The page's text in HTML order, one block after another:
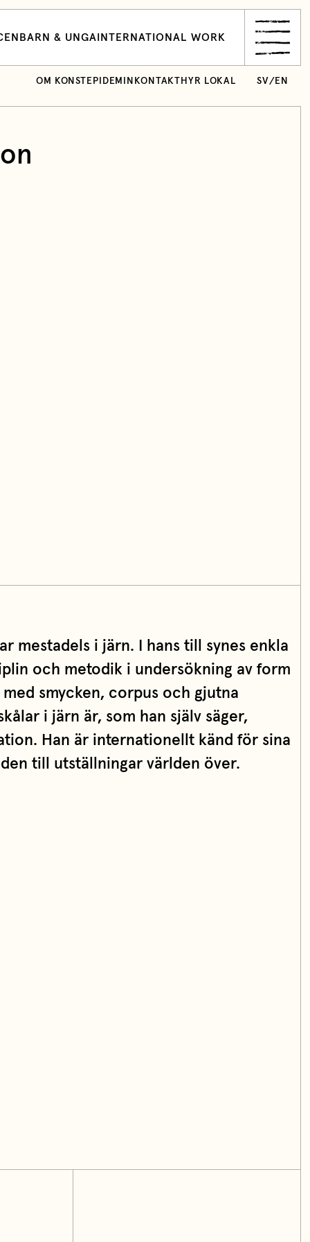
BARN & UNGA INTERNATIONAL WORK
OM KONSTEPIDEMIN KONTAKT HYR LOKAL SV/ EN
mestadels i järn. I hans till synes enkla
och metodik i undersökning av form
smycken, corpus och gjutna
i järn är, som han själv säger,
Han är internationellt känd för sina
till utställningar världen över.